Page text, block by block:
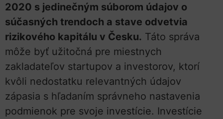
2020 s jedinečným súborom údajov o
súčasných trendoch a stave odvetvia
rizikového kapitálu v Česku. Táto správa
môže byť užitočná pre miestnych
zakladateľov startupov a investorov, ktorí
kvôli nedostatku relevantných údajov
zápasia s hľadaním správneho nastavenia
podmienok pre svoje investície. Investície